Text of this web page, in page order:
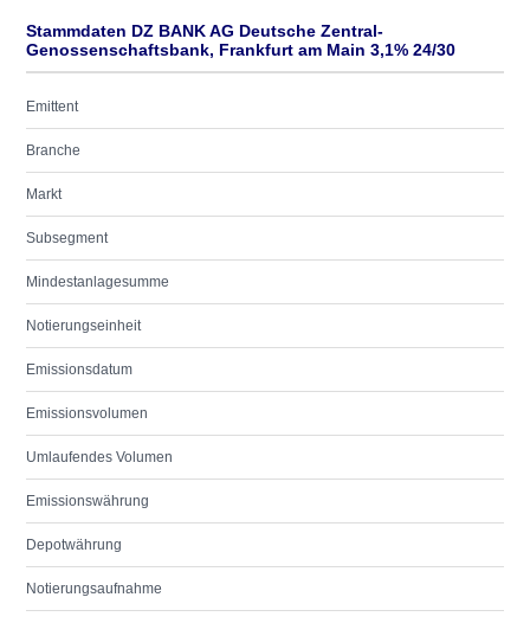
Stammdaten DZ BANK AG Deutsche Zentral-
Genossenschaftsbank, Frankfurt am Main 3,1% 24/30
Emittent
Branche
Markt
Subsegment
Mindestanlagesumme
Notierungseinheit
Emissionsdatum
Emissionsvolumen
Umlaufendes Volumen
Emissionswährung
Depotwährung
Notierungsaufnahme